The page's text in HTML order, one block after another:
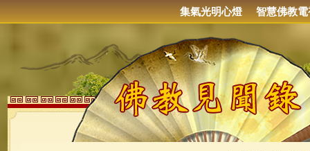
集氣光明心燈 智慧佛教電